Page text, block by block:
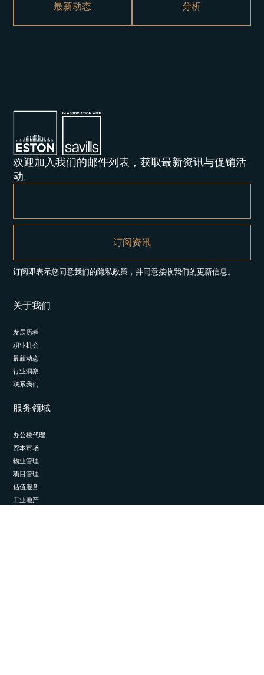
最新动态 分析
欢迎加入我们的邮件列表，获取最新资讯与促销活
动。
订阅即表示您同意我们的隐私政策，并同意接收我们的更新信息。
关于我们
发展历程
职业机会
最新动态
行业洞察
联系我们
服务领域
办公楼代理
资本市场
物业管理
项目管理
估值服务
工业地产